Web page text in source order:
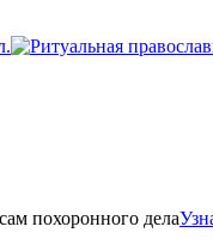
похоронного дела